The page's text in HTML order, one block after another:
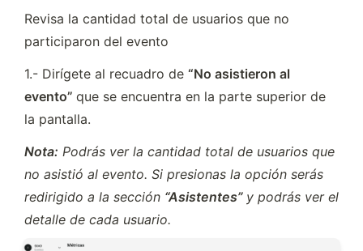
Revisa la cantidad total de usuarios que no
participaron del evento
1.- Dirígete al recuadro de “No asistieron al
evento” que se encuentra en la parte superior de
la pantalla.
Nota: Podrás ver la cantidad total de usuarios que
no asistió al evento. Si presionas la opción serás
redirigido a la sección “Asistentes” y podrás ver el
detalle de cada usuario.